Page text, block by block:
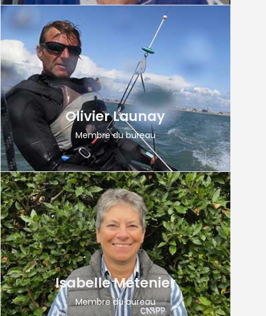
Olivier Launay
Membre du bureau
Isabelle Metenier
Membre du bureau